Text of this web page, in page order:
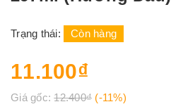
Trạng thái: Còn hàng
11.100₫
Giá gốc:12.400₫ (-11%)